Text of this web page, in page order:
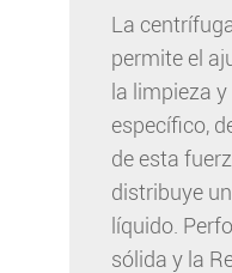
La
permite el
la limpieza
específico,
de esta
distribuye
líquido.
sólida y la